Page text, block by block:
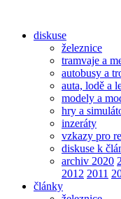
diskuse
železnice
tramvaje a
autobusy a
auta, lodě a
modely a
hry a
inzeráty
vzkazy pro
diskuse k
archiv 2020
2012 2011
články